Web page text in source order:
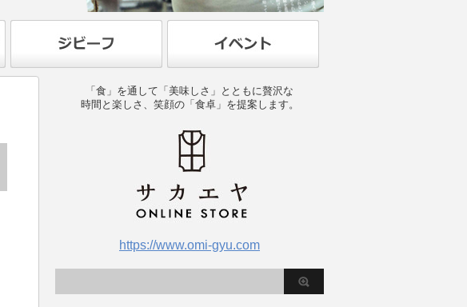
「食」を通して「美味しさ」とともに贅沢な
時間と楽しさ、笑顔の「食卓」を提案します。
https://www.omi-gyu.com